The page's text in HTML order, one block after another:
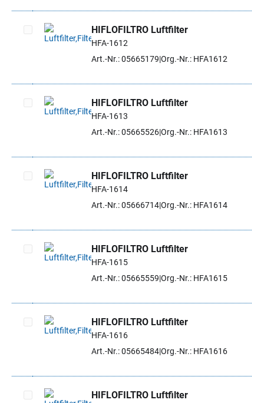
Artikel auswählen
HIFLOFILTRO Luftfilter
HFA-1612
Art.-Nr.: 05665179 Org.-Nr.: HFA1612
Artikel auswählen
HIFLOFILTRO Luftfilter
HFA-1613
Art.-Nr.: 05665526Org.-Nr.: HFA1613
Artikel auswählen
HIFLOFILTRO Luftfilter
HFA-1614
Art.-Nr.: 05666714Org.-Nr.: HFA1614
Artikel auswählen
HIFLOFILTRO Luftfilter
HFA-1615
Art.-Nr.: 05665559 Org.-Nr.: HFA1615
Artikel auswählen
HIFLOFILTRO Luftfilter
HFA-1616
Art.-Nr.: 05665484Org.-Nr.: HFA1616
HIFLOFILTRO Luftfilter